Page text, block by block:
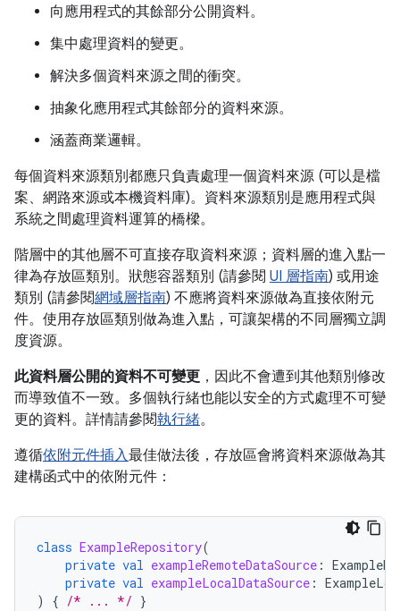
向應用程式的其餘部分公開資料。
集中處理資料的變更。
解決多個資料來源之間的衝突。
抽象化應用程式其餘部分的資料來源。
涵蓋商業邏輯。
每個資料來源類別都應只負責處理一個資料來源 (可以是檔
案、網路來源或本機資料庫)。資料來源類別是應用程式與
系統之間處理資料運算的橋樑。
階層中的其他層不可直接存取資料來源；資料層的進入點一
律為存放區類別。狀態容器類別 (請參閱 UI 層指南) 或用途
類別 (請參閱網域層指南) 不應將資料來源做為直接依附元
件。使用存放區類別做為進入點，可讓架構的不同層獨立調
度資源。
此資料層公開的資料不可變更 ，因此不會遭到其他類別修改
而導致值不一致。多個執行緒也能以安全的方式處理不可變
更的資料。詳情請參閱執行緒。
遵循依附元件插入最佳做法後，存放區會將資料來源做為其
建構函式中的依附元件：
class ExampleRepository(
private val exampleRemoteDataSource :
private val exampleLocalDataSource :
)
{ /* ... */ }